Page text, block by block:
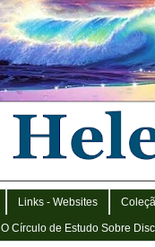
Links - Websites
O Círculo de Estudo Sobre